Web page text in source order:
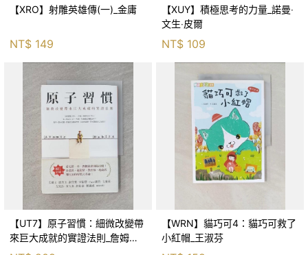
【XRO】射雕英雄傳(一)_金庸
NT$ 149
【XUY】積極思考的力量_諾曼‧
文生‧皮爾
NT$ 109
【UT7】原子習慣：細微改變帶
來巨大成就的實證法則_詹姆斯‧
克利爾, 蔡世偉
【WRN】貓巧可4：貓巧可救了
小紅帽_王淑芬